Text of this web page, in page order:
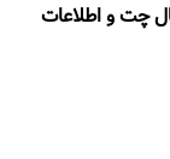
چت و اطلاعات